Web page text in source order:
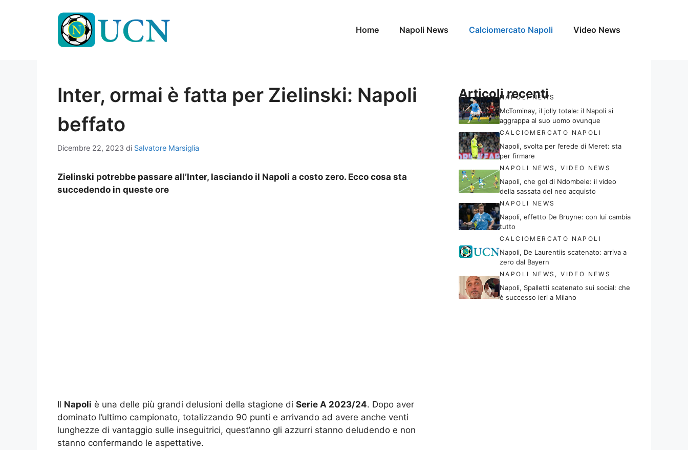
Home Napoli News Calciomercato Napoli Video News
Inter, ormai è fatta per Zielinski: Napoli
beffato
Dicembre 22, 2023 di Salvatore Marsiglia
Zielinski potrebbe passare all’Inter, lasciando il Napoli a costo zero. Ecco cosa sta
succedendo in queste ore
Il Napoli è una delle più grandi delusioni della stagione di Serie A 2023/24. Dopo aver
dominato l’ultimo campionato, totalizzando 90 punti e arrivando ad avere anche venti
lunghezze di vantaggio sulle inseguitrici, quest’anno gli azzurri stanno deludendo e non
stanno confermando le aspettative.
Articoli recenti
NAPOLI NEWS
McTominay, il jolly totale: il Napoli si
aggrappa al suo uomo ovunque
CALCIOMERCATO NAPOLI
Napoli, svolta per l’erede di Meret: sta
per firmare
NAPOLI NEWS ,VIDEO NEWS
Napoli, che gol di Ndombele: il video
della sassata del neo acquisto
NAPOLI NEWS
Napoli, effetto De Bruyne: con lui cambia
tutto
CALCIOMERCATO NAPOLI
Napoli, De Laurentiis scatenato: arriva a
zero dal Bayern
NAPOLI NEWS ,VIDEO NEWS
Napoli, Spalletti scatenato sui social: che
è successo ieri a Milano